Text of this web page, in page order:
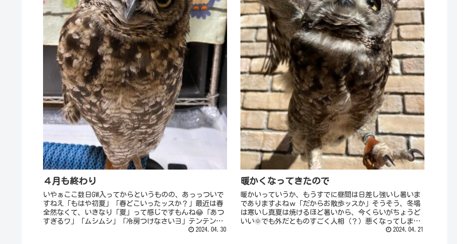
４月も終わり
いやぁここ数日GW入ってからというものの、あっっついで
すねえ「もはや初夏」「春どこいったッスか？」最近は春
全然なくて、いきなり「夏」って感じですもんね😂「あつ
すぎるワ」「ムシムシ」「冷房つけなさいヨ」テンテンが
2024.04.30
暖かくなってきたので
暖かいっていうか、もうすでに昼間は日差し強いし暑いま
でありますよねｗ「だからお散歩ッスか」そうそう、冬場
は寒いし真夏は焼けるほど暑いから、今くらいがちょうど
いい🌞でも外だとものすごく人相（？）悪くなってしまう
2024.04.21